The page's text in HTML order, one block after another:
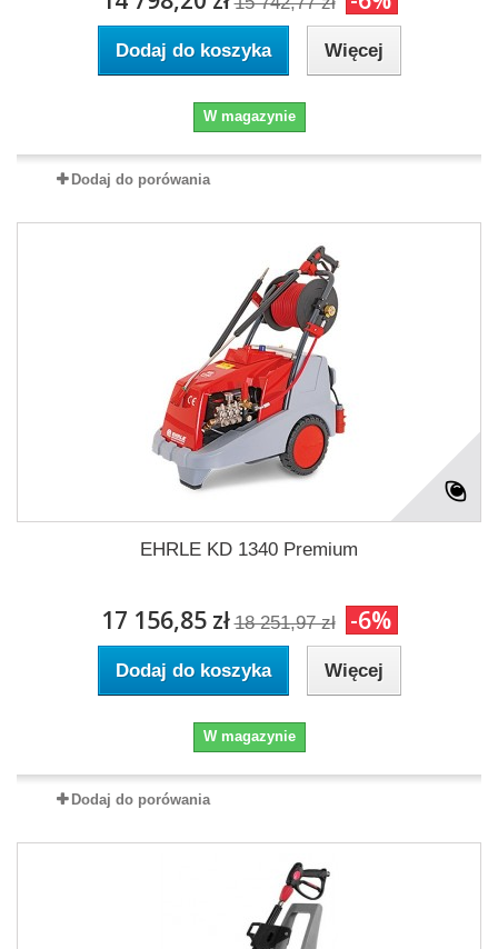
Dodaj do koszyka Więcej
W magazynie
Dodaj do porówania
EHRLE KD 1340 Premium
17 156,85 zł 18 251,97 zł -6%
Dodaj do koszyka Więcej
W magazynie
Dodaj do porówania